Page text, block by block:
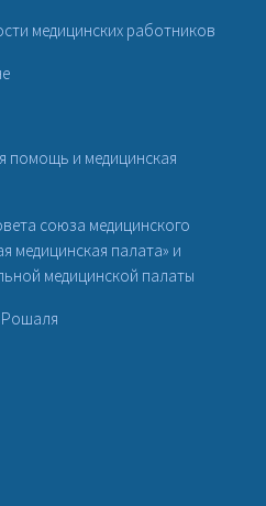
медицинских работников
помощь и медицинская
союза медицинского
медицинская палата» и
медицинской палаты